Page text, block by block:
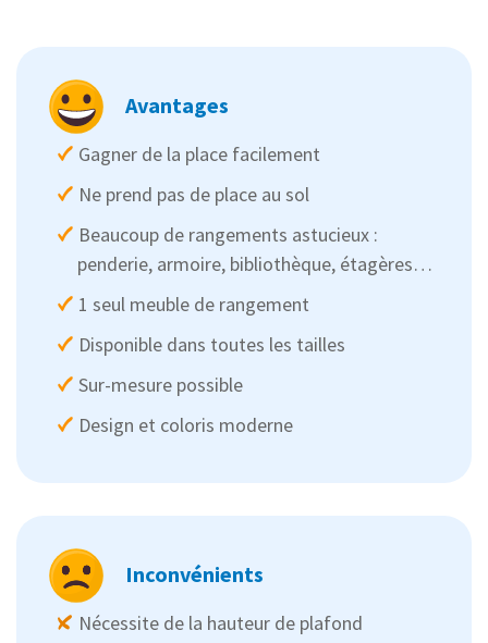
Avantages
Gagner de la place facilement
Ne prend pas de place au sol
Beaucoup de rangements astucieux :
penderie, armoire, bibliothèque, étagères…
1 seul meuble de rangement
Disponible dans toutes les tailles
Sur-mesure possible
Design et coloris moderne
Inconvénients
Nécessite de la hauteur de plafond